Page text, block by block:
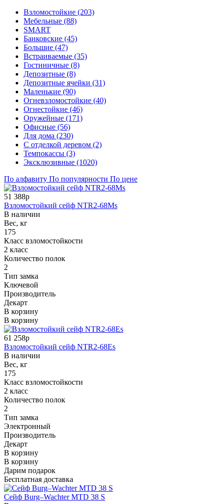
Взломостойкие (203)
Мебельные (88)
SMART
Банковские (45)
Большие (47)
Встраиваемые (35)
Гостиничные (8)
Депозитные (8)
Депозитные ячейки (31)
Маленькие (90)
Огневзломостойкие (40)
Огнестойкие (46)
Оружейные (171)
Офисные (56)
Для дома (230)
С отделкой деревом (2)
Темпокассы (3)
Эксклюзивные (1020)
По алфавиту По популярности По цене
51 388р
Взломостойкий сейф NTR2-68Ms
В наличии
Вес, кг
175
Класс взломостойкости
2 класс
Количество полок
2
Тип замка
Ключевой
Производитель
Декарт
В корзину
В корзину
61 258р
Взломостойкий сейф NTR2-68Es
В наличии
Вес, кг
175
Класс взломостойкости
2 класс
Количество полок
2
Тип замка
Электронный
Производитель
Декарт
В корзину
В корзину
Дарим подарок
Бесплатная доставка
Сейф Burg–Wachter MTD 38 S